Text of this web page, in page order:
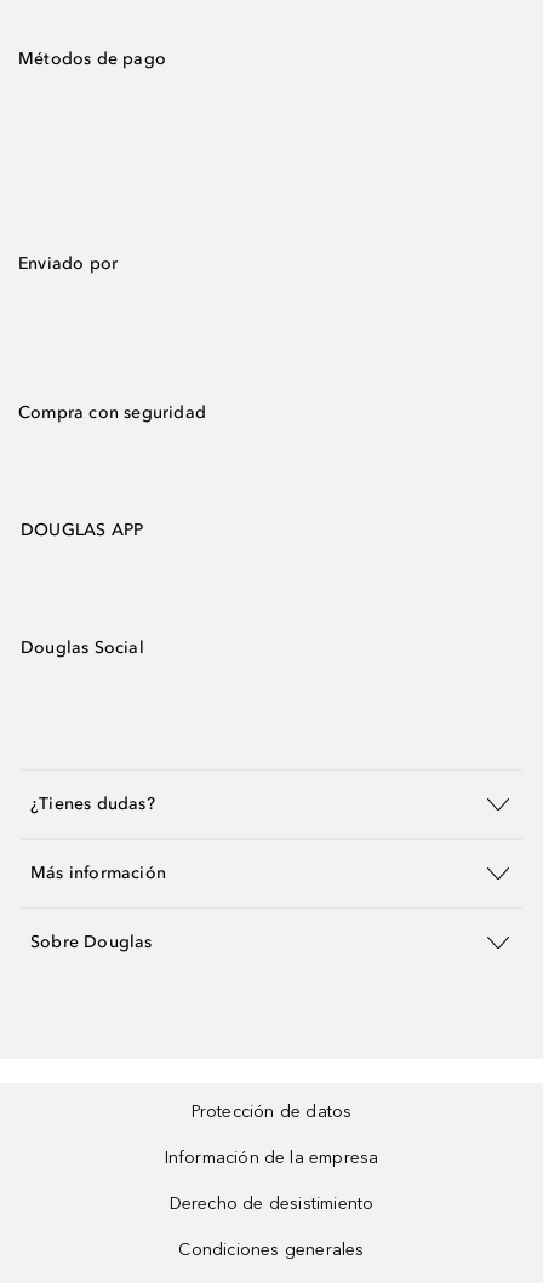
Métodos de pago
Enviado por
Compra con seguridad
DOUGLAS APP
Douglas Social
¿Tienes dudas?
Más información
Sobre Douglas
Protección de datos
Información de la empresa
Derecho de desistimiento
Condiciones generales